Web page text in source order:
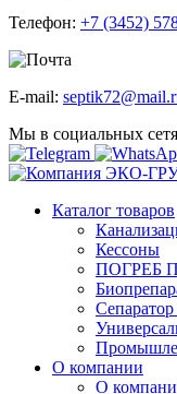
Телефон: +7 (3452)
E-mail:
Мы в социальных
Каталог товаров
Кессоны
ПОГРЕБ
О компании
О